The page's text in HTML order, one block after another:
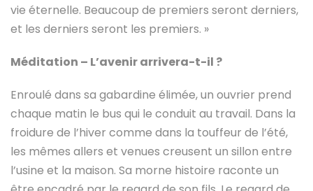
vie éternelle. Beaucoup de premiers seront derniers,
et les derniers seront les premiers. »
Méditation – L’avenir arrivera-t-il ?
Enroulé dans sa gabardine élimée, un ouvrier prend
chaque matin le bus qui le conduit au travail. Dans la
froidure de l’hiver comme dans la touffeur de l’été,
les mêmes allers et venues creusent un sillon entre
l’usine et la maison. Sa morne histoire raconte un